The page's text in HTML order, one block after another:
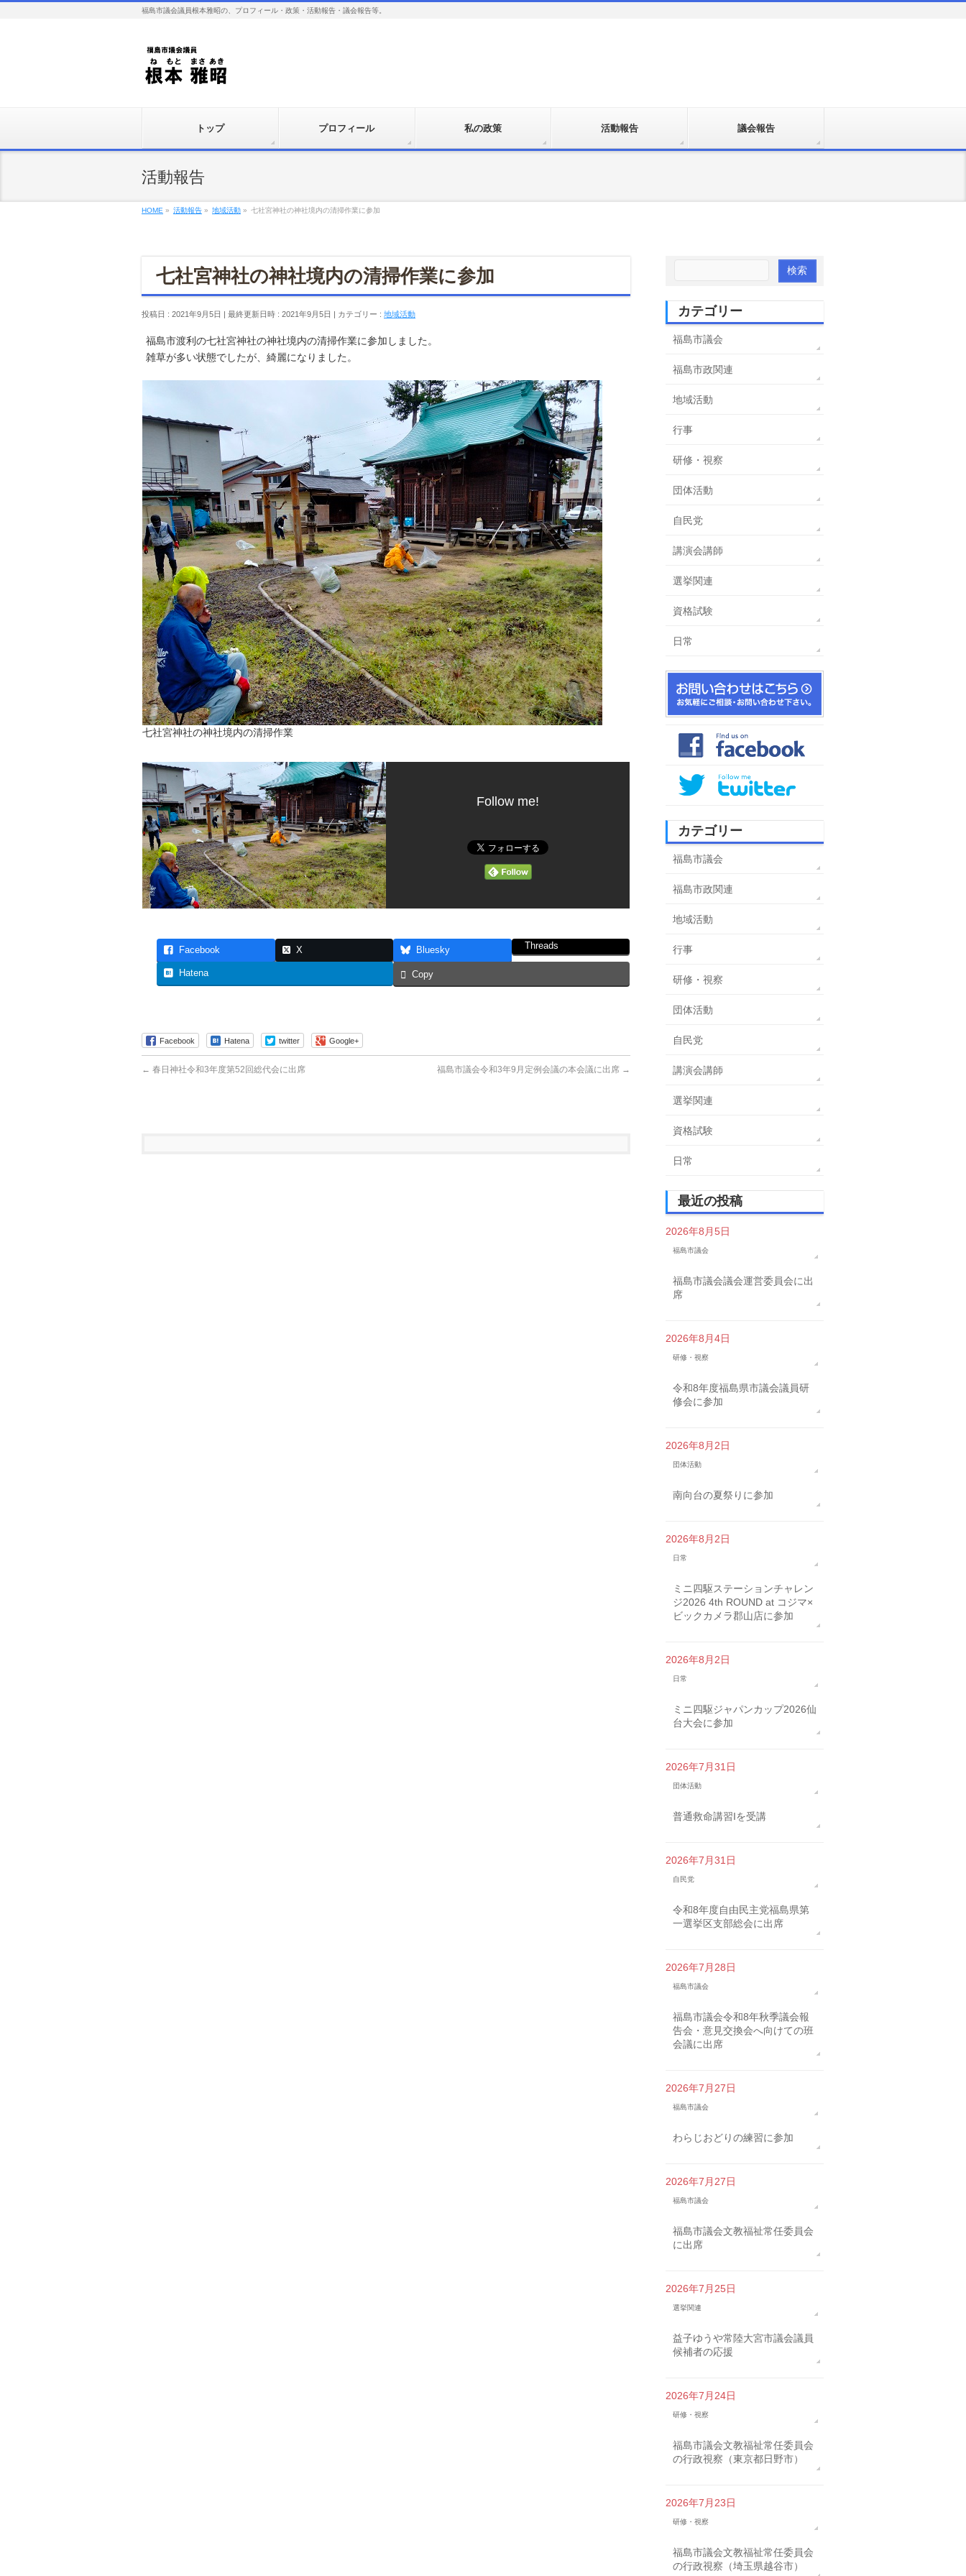
福島市議会議員根本雅昭の、プロフィール・政策・活動報告・議会報告等。
トップ プロフィール 私の政策 活動報告 議会報告
活動報告
HOME » 活動報告 » 地域活動 » 七社宮神社の神社境内の清掃作業に参加
七社宮神社の神社境内の清掃作業に参加
投稿日 : 2021年9月5日 最終更新日時 : 2021年9月5日 カテゴリー : 地域活動
福島市渡利の七社宮神社の神社境内の清掃作業に参加しました。
雑草が多い状態でしたが、綺麗になりました。
七社宮神社の神社境内の清掃作業
Follow me!
Facebook X Bluesky Threads
Hatena Copy
Facebook Hatena twitter Google+
← 春日神社令和3年度第52回総代会に出席 福島市議会令和3年9月定例会議の本会議に出席 →
カテゴリー
福島市議会
福島市政関連
地域活動
行事
研修・視察
団体活動
自民党
講演会講師
選挙関連
資格試験
日常
カテゴリー
福島市議会
福島市政関連
地域活動
行事
研修・視察
団体活動
自民党
講演会講師
選挙関連
資格試験
日常
最近の投稿
2026年8月5日
福島市議会
福島市議会議会運営委員会に出
席
2026年8月4日
研修・視察
令和8年度福島県市議会議員研
修会に参加
2026年8月2日
団体活動
南向台の夏祭りに参加
2026年8月2日
日常
ミニ四駆ステーションチャレン
ジ2026 4th ROUND at コジマ×
ビックカメラ郡山店に参加
2026年8月2日
日常
ミニ四駆ジャパンカップ2026仙
台大会に参加
2026年7月31日
団体活動
普通救命講習Iを受講
2026年7月31日
自民党
令和8年度自由民主党福島県第
一選挙区支部総会に出席
2026年7月28日
福島市議会
福島市議会令和8年秋季議会報
告会・意見交換会へ向けての班
会議に出席
2026年7月27日
福島市議会
わらじおどりの練習に参加
2026年7月27日
福島市議会
福島市議会文教福祉常任委員会
に出席
2026年7月25日
選挙関連
益子ゆうや常陸大宮市議会議員
候補者の応援
2026年7月24日
研修・視察
福島市議会文教福祉常任委員会
の行政視察（東京都日野市）
2026年7月23日
研修・視察
福島市議会文教福祉常任委員会
の行政視察（埼玉県越谷市）